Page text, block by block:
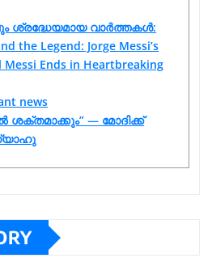
ശ്രദ്ധേയമായ വാർത്തകൾ:
the Legend: Jorge Messi’s
Messi Ends in Heartbreaking
news
— മോദിക്ക്